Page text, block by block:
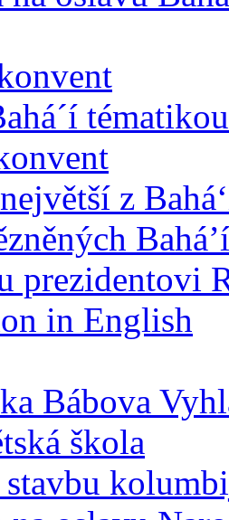
z
prezidentovi
in English
Bábova
škola